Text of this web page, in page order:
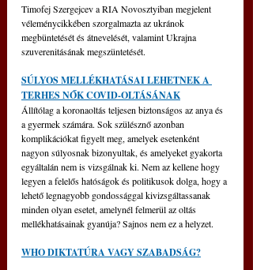
Timofej Szergejcev a RIA Novosztyiban megjelent
véleménycikkében szorgalmazta az ukránok
megbüntetését és átnevelését, valamint Ukrajna
szuverenitásának megszüntetését.
SÚLYOS MELLÉKHATÁSAI LEHETNEK A
TERHES NŐK COVID-OLTÁSÁNAK
Állítólag a koronaoltás teljesen biztonságos az anya és
a gyermek számára. Sok szülésznő azonban
komplikációkat figyelt meg, amelyek esetenként
nagyon súlyosnak bizonyultak, és amelyeket gyakorta
egyáltalán nem is vizsgálnak ki. Nem az kellene hogy
legyen a felelős hatóságok és politikusok dolga, hogy a
lehető legnagyobb gondossággal kivizsgáltassanak
minden olyan esetet, amelynél felmerül az oltás
mellékhatásainak gyanúja? Sajnos nem ez a helyzet.
WHO DIKTATÚRA VAGY SZABADSÁG?